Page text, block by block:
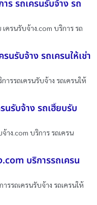
ร รถเครนรับจ้าง รถ
ครนรับจ้าง.com บริการ รถ
นรับจ้าง รถเครนให้เช่า
ารรถเครนรับจ้าง รถเครนให้
นรับจ้าง รถเฮี๊ยบรับ
าง.com บริการ รถเครน
บริการรถเครน
รรถเครนรับจ้าง รถเครนให้